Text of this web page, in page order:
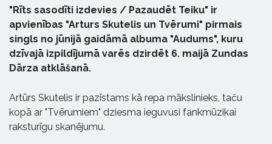
"Rīts sasodīti izdevies / Pazaudēt Teiku" ir
apvienības "Arturs Skutelis un Tvērumi" pirmais
singls no jūnijā gaidāmā albuma "Audums", kuru
dzīvajā izpildījumā varēs dzirdēt 6. maijā Zundas
Dārza atklāšanā.
Artūrs Skutelis ir pazīstams kā repa mākslinieks, taču
kopā ar "Tvērumiem" dziesma ieguvusi fankmūzikai
raksturīgu skanējumu.